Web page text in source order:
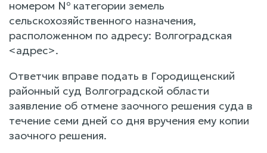
номером № категории земель
сельскохозяйственного назначения,
расположенном по адресу: Волгоградская
<адрес>.
Ответчик вправе подать в Городищенский
районный суд Волгоградской области
заявление об отмене заочного решения суда в
течение семи дней со дня вручения ему копии
заочного решения.